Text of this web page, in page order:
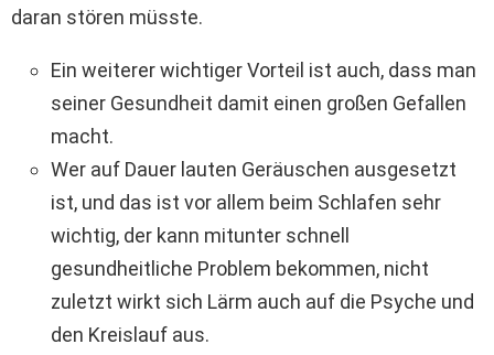
daran stören müsste.
Ein weiterer wichtiger Vorteil ist auch, dass man
seiner Gesundheit damit einen großen Gefallen
macht.
Wer auf Dauer lauten Geräuschen ausgesetzt
ist, und das ist vor allem beim Schlafen sehr
wichtig, der kann mitunter schnell
gesundheitliche Problem bekommen, nicht
zuletzt wirkt sich Lärm auch auf die Psyche und
den Kreislauf aus.